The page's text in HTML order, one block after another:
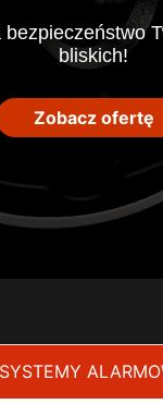
bezpieczeństwo
bliskich!
Zobacz ofertę
SYSTEMY